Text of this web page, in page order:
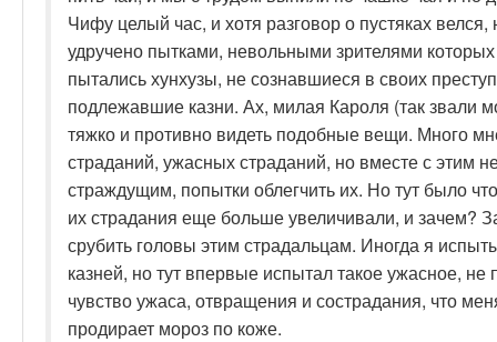
Чифу целый час, и хотя разговор о пустяках
удручено пытками, невольными зрителями
пытались хунхузы, не сознавшиеся в своих
подлежавшие казни. Ах, милая Кароля (так
тяжко и противно видеть подобные вещи. Много
страданий, ужасных страданий, но вместе с этим
страждущим, попытки облегчить их. Но тут было
их страдания еще больше увеличивали, и зачем?
срубить головы этим страдальцам. Иногда я
казней, но тут впервые испытал такое ужасное,
чувство ужаса, отвращения и сострадания, что
продирает мороз по коже.